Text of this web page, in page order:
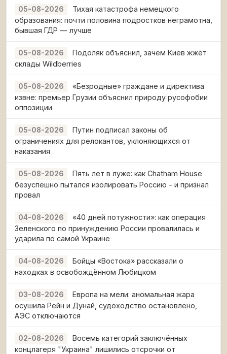
05-08-2026
Тихая катастрофа немецкого
образования: почти половина подростков неграмотна,
бывшая ГДР — лучше
05-08-2026
Подоляк объяснил, зачем Киев жжёт
склады Wildberries
05-08-2026
«Безродные» граждане и директива
извне: премьер Грузии объяснил природу русофобии
оппозиции
05-08-2026
Путин подписал законы об
ограничениях для релокантов, уклоняющихся от
наказания
05-08-2026
Пять лет в луже: как Chatham House
безуспешно пытался изолировать Россию - и признал
провал
04-08-2026
«40 дней потужности»: как операция
Зеленского по принуждению России провалилась и
ударила по самой Украине
04-08-2026
Бойцы «Востока» рассказали о
находках в освобождённом Любицком
03-08-2026
Европа на мели: аномальная жара
осушила Рейн и Дунай, судоходство остановлено,
АЭС отключаются
02-08-2026
Восемь категорий заключённых
концлагеря "Украина" лишились отсрочки от